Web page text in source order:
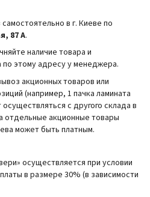
в г. Киеве по
87 А.
наличие товара и
этому адресу у менеджера.
акционных товаров или
(например, 1 пачка ламината
с другого склада в
отдельные акционные товары
может быть платным.
осуществляется при условии
в размере 30% (в зависимости